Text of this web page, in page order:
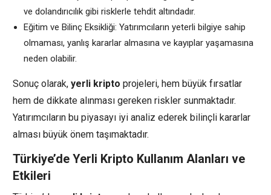
ve dolandırıcılık gibi risklerle tehdit altındadır.
Eğitim ve Bilinç Eksikliği: Yatırımcıların yeterli bilgiye sahip
olmaması, yanlış kararlar almasına ve kayıplar yaşamasına
neden olabilir.
Sonuç olarak, yerli kripto projeleri, hem büyük fırsatlar
hem de dikkate alınması gereken riskler sunmaktadır.
Yatırımcıların bu piyasayı iyi analiz ederek bilinçli kararlar
alması büyük önem taşımaktadır.
Türkiye’de Yerli Kripto Kullanım Alanları ve
Etkileri